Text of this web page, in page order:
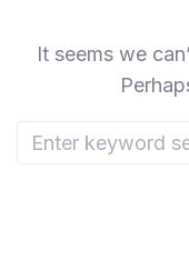
It seems we